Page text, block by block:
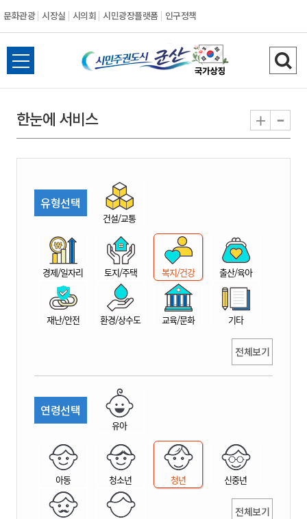
문화관광 시장실 시의회 시민광장플랫폼 인구정책
시
민
권
시
산
전
체
뉴
열
검
색
기
한눈에 서비스 + -
유형선택
건설/교통
경제/일자리 토지/주택 복지/건강 출산/육아
재난/안전 환경/상수도 교육/문화 기타
전체보기
연령선택
유아
아동 청소년 청년 신중년
전체보기